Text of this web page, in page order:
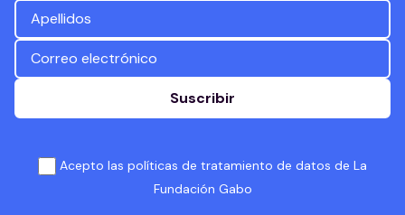
Suscribir
Acepto las políticas de tratamiento de datos de La
Fundación Gabo